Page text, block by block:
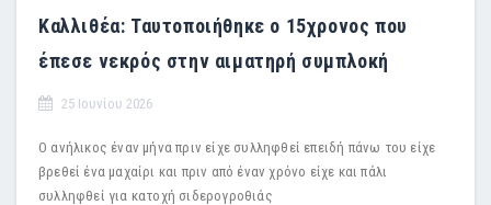
Καλλιθέα: Ταυτοποιήθηκε ο 15χρονος που
έπεσε νεκρός στην αιματηρή συμπλοκή
25 Ιουνίου 2026
Ο ανήλικος έναν μήνα πριν είχε συλληφθεί επειδή πάνω του είχε
βρεθεί ένα μαχαίρι και πριν από έναν χρόνο είχε και πάλι
συλληφθεί για κατοχή σιδερογροθιάς